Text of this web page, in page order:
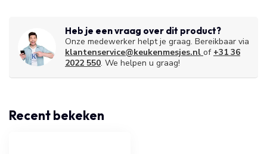
Heb je een vraag over dit product?
Onze medewerker helpt je graag. Bereikbaar via
klantenservice@keukenmesjes.nl of +31 36
2022 550. We helpen u graag!
Recent bekeken